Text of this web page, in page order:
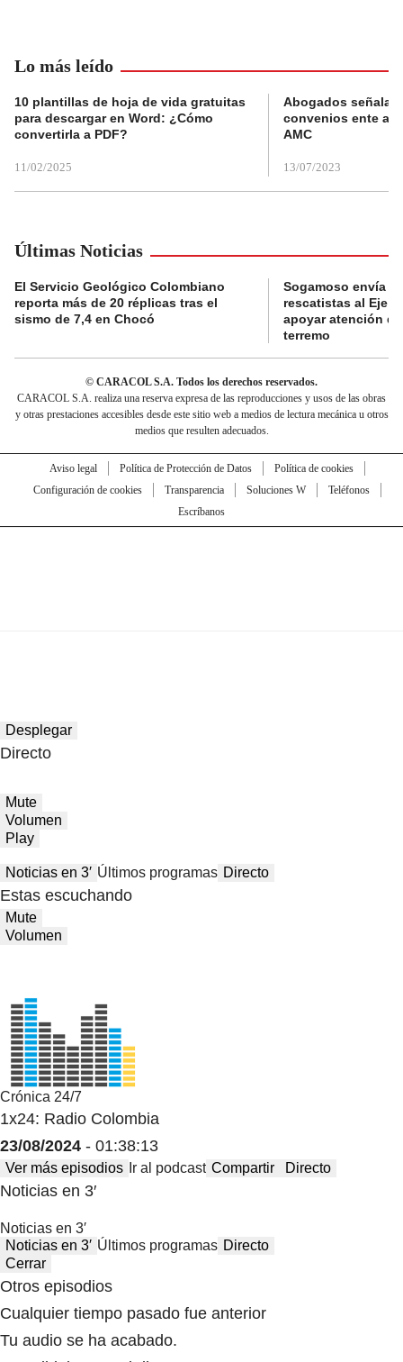
Lo más leído
10 plantillas de hoja de vida gratuitas
para descargar en Word: ¿Cómo
convertirla a PDF?
11/02/2025
Abogados
convenios ente
AMC
13/07/2023
Últimas Noticias
El Servicio Geológico Colombiano
reporta más de 20 réplicas tras el
sismo de 7,4 en Chocó
Sogamoso envía
rescatistas al Eje
apoyar atención
terremo
© CARACOL S.A. Todos los derechos reservados.
CARACOL S.A. realiza una reserva expresa de las reproducciones y usos de las obras
y otras prestaciones accesibles desde este sitio web a medios de lectura mecánica u otros
medios que resulten adecuados.
Aviso legal Política de Protección de Datos
Política de cookies
Configuración de cookies
Transparencia Soluciones W
Teléfonos
Escríbanos
Desplegar
Directo
Mute
Volumen
Play
Noticias en 3′ Últimos programas Directo
Estas escuchando
Mute
Volumen
Crónica 24/7
1x24: Radio Colombia
23/08/2024 - 01:38:13
Ver más episodios Ir al podcast Compartir Directo
Noticias en 3′
Noticias en 3′
Noticias en 3′ Últimos programas Directo
Cerrar
Otros episodios
Cualquier tiempo pasado fue anterior
Tu audio se ha acabado.